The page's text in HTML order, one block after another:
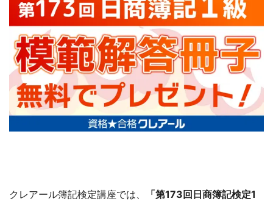
クレアール簿記検定講座では、
「第173回日商簿記検定1